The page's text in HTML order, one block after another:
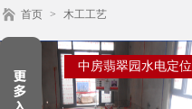
首页 > 木工工艺
中房翡翠园水电定位